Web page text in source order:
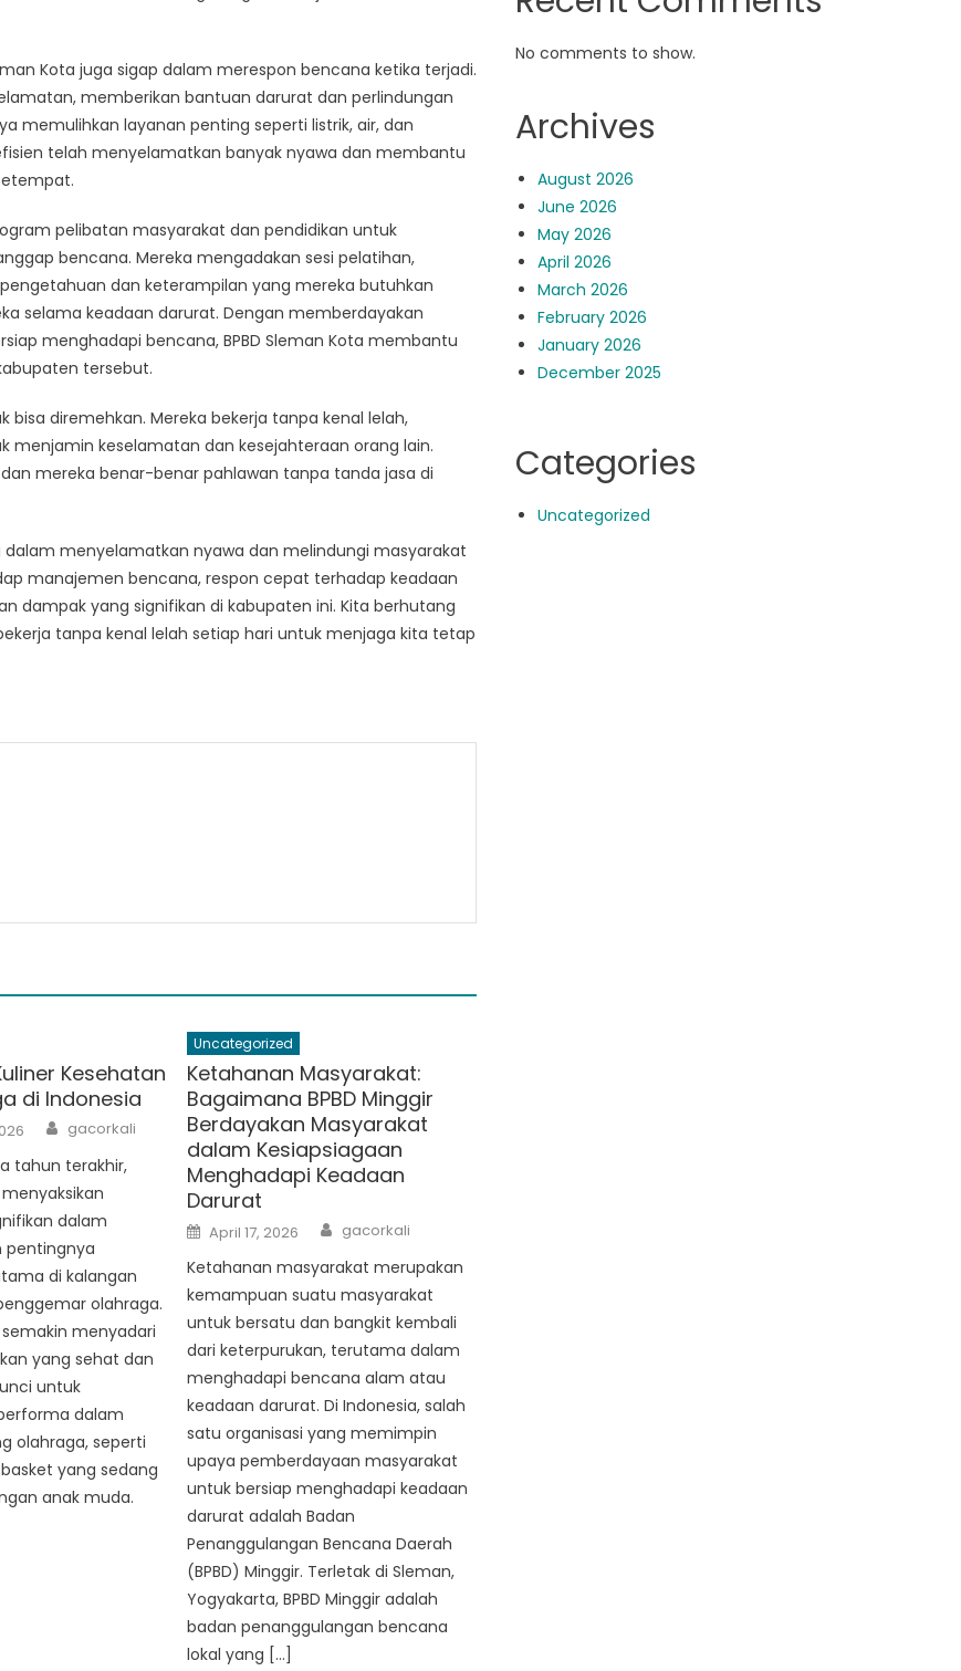
Kota juga sigap dalam merespon bencana ketika terjadi.
memberikan bantuan darurat dan perlindungan
memulihkan layanan penting seperti listrik, air, dan
telah menyelamatkan banyak nyawa dan membantu
pelibatan masyarakat dan pendidikan untuk
bencana. Mereka mengadakan sesi pelatihan,
dan keterampilan yang mereka butuhkan
selama keadaan darurat. Dengan memberdayakan
menghadapi bencana, BPBD Sleman Kota membantu
tersebut.
bisa diremehkan. Mereka bekerja tanpa kenal lelah,
menjamin keselamatan dan kesejahteraan orang lain.
mereka benar-benar pahlawan tanpa tanda jasa di
dalam menyelamatkan nyawa dan melindungi masyarakat
manajemen bencana, respon cepat terhadap keadaan
dampak yang signifikan di kabupaten ini. Kita berhutang
tanpa kenal lelah setiap hari untuk menjaga kita tetap
Kesehatan
di Indonesia
Author
gacorkali
tahun terakhir,
dalam
pentingnya
di kalangan
olahraga.
menyadari
yang sehat dan
untuk
dalam
olahraga, seperti
yang sedang
anak muda.
Uncategorized
Ketahanan Masyarakat:
Bagaimana BPBD Minggir
Berdayakan Masyarakat
dalam Kesiapsiagaan
Menghadapi Keadaan
Darurat
Posted
on
April 17, 2026 Author
gacorkali
Ketahanan masyarakat merupakan
kemampuan suatu masyarakat
untuk bersatu dan bangkit kembali
dari keterpurukan, terutama dalam
menghadapi bencana alam atau
keadaan darurat. Di Indonesia, salah
satu organisasi yang memimpin
upaya pemberdayaan masyarakat
untuk bersiap menghadapi keadaan
darurat adalah Badan
Penanggulangan Bencana Daerah
(BPBD) Minggir. Terletak di Sleman,
Yogyakarta, BPBD Minggir adalah
badan penanggulangan bencana
lokal yang […]
No comments to show.
Archives
August 2026
June 2026
May 2026
April 2026
March 2026
February 2026
January 2026
December 2025
Categories
Uncategorized